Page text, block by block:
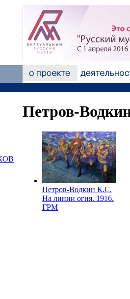
Петров-
Петров-Водкин К.С.
На линии огня. 1916.
ГРМ